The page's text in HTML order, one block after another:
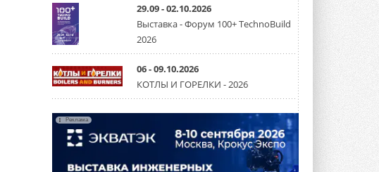
29.09 - 02.10.2026
Выставка - Форум 100+ TechnoBuild
2026
06 - 09.10.2026
КОТЛЫ И ГОРЕЛКИ - 2026
Реклама